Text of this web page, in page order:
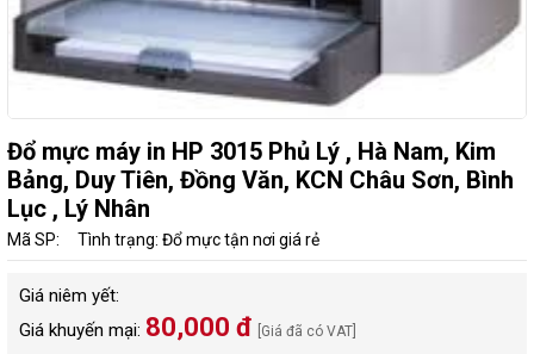
Đổ mực máy in HP 3015 Phủ Lý , Hà Nam, Kim
Bảng, Duy Tiên, Đồng Văn, KCN Châu Sơn, Bình
Lục , Lý Nhân
Mã SP: Tình trạng: Đổ mực tận nơi giá rẻ
Giá niêm yết:
Giá khuyến mại: 80,000 đ [Giá đã có VAT]